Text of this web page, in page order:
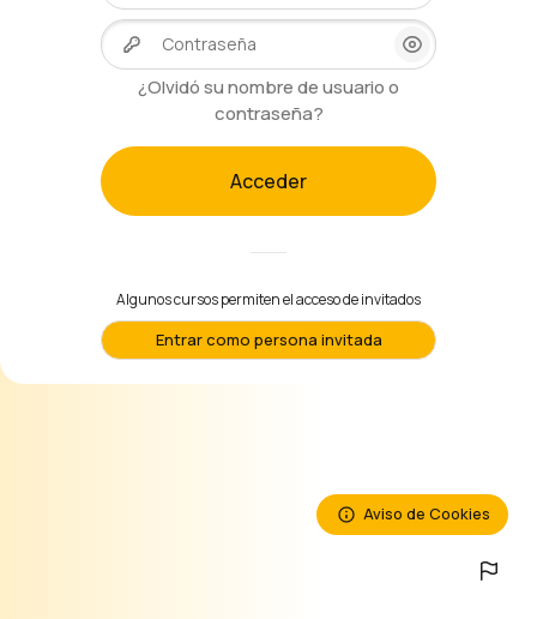
Salta al contenido principal
Contraseña
¿Olvidó su nombre de usuario o
contraseña?
Acceder
Algunos cursos permiten el acceso de invitados
Entrar como persona invitada
Aviso de Cookies